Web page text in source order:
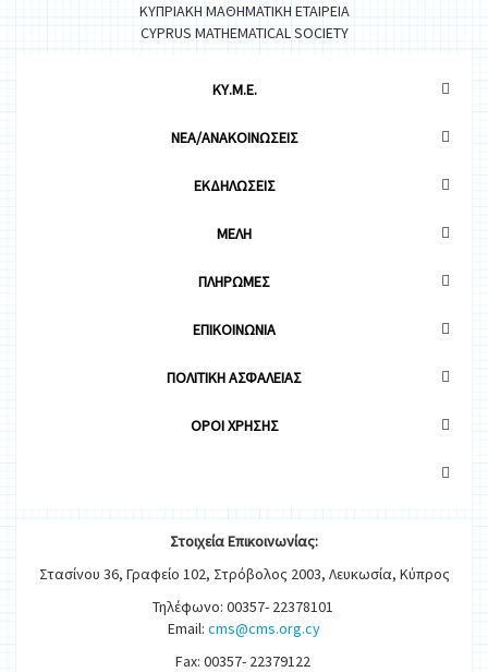
ΚΥΠΡΙΑΚΗ ΜΑΘΗΜΑΤΙΚΗ ΕΤΑΙΡΕΙΑ
CYPRUS MATHEMATICAL SOCIETY
ΚΥ.Μ.Ε.
ΝΕΑ/ΑΝΑΚΟΙΝΩΣΕΙΣ
ΕΚΔΗΛΩΣΕΙΣ
ΜΕΛΗ
ΠΛΗΡΩΜΕΣ
ΕΠΙΚΟΙΝΩΝΙΑ
ΠΟΛΙΤΙΚΗ ΑΣΦΑΛΕΙΑΣ
OΡΟΙ ΧΡΗΣΗΣ
ΣτοιχείαΕπικοινωνίας:
Στασίνου 36, Γραφείο 102, Στρόβολος 2003, Λευκωσία, Κύπρος
Τηλέφωνο: 00357- 22378101
Email: cms@cms.org.cy
Fax: 00357- 22379122